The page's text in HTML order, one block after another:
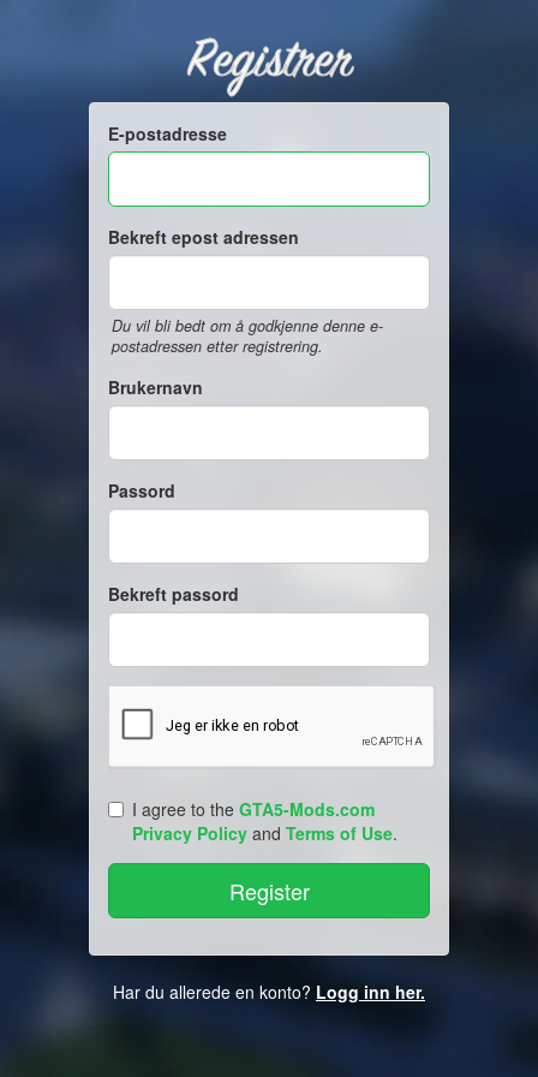
Registrer
E-postadresse
Bekreft epost adressen
Du vil bli bedt om å godkjenne denne e-
postadressen etter registrering.
Brukernavn
Passord
Bekreft passord
I agree to the GTA5-Mods.com
Privacy Policy and Terms of Use.
Har du allerede en konto? Logg inn her.